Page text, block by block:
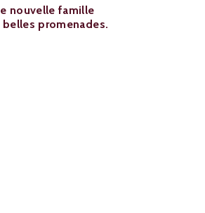
nouvelle famille
promenades.